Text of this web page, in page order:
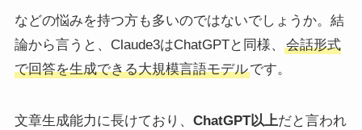
などの悩みを持つ方も多いのではないでしょうか。結
論から言うと、Claude3はChatGPTと同様、
会話形式
で回答を生成できる大規模言語モデルです。
文章生成能力に長けており、 ChatGPT以上だと言われ